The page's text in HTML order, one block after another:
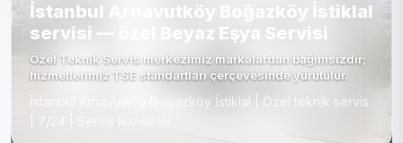
İstanbul Arnavutköy Boğazköy İstiklal
servisi — özel Beyaz Eşya Servisi
Özel Teknik Servis merkezimiz markalardan bağımsızdır;
hizmetlerimiz TSE standartları çerçevesinde yürütülür.
İstanbul Arnavutköy Boğazköy İstiklal | Özel teknik servis